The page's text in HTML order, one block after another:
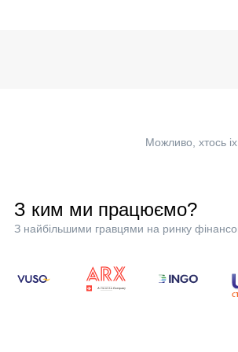
Можливо, хтось
З ким ми працюємо?
З найбільшими гравцями на ринку